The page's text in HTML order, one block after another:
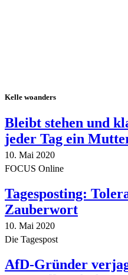
Kelle woanders
Bleibt stehen und
jeder Tag ein
10. Mai 2020
FOCUS Online
Tagesposting:
Zauberwort
10. Mai 2020
Die Tagespost
AfD-Gründer